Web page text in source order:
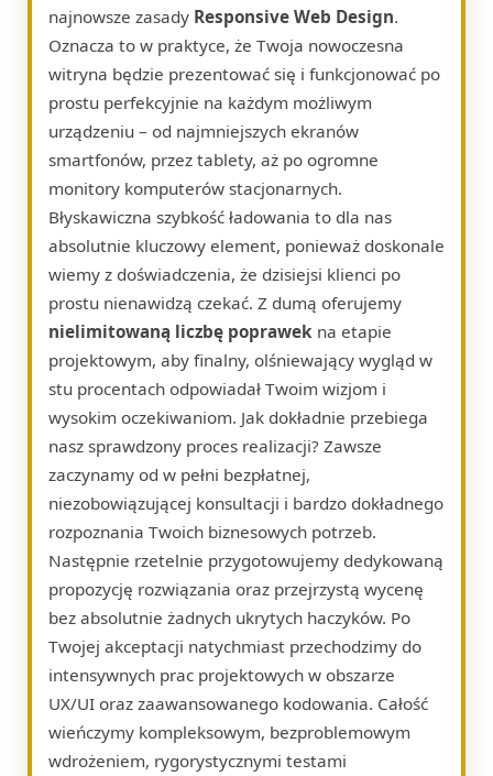
najnowsze zasady Responsive Web Design.
Oznacza to w praktyce, że Twoja nowoczesna
witryna będzie prezentować się i funkcjonować po
prostu perfekcyjnie na każdym możliwym
urządzeniu – od najmniejszych ekranów
smartfonów, przez tablety, aż po ogromne
monitory komputerów stacjonarnych.
Błyskawiczna szybkość ładowania to dla nas
absolutnie kluczowy element, ponieważ doskonale
wiemy z doświadczenia, że dzisiejsi klienci po
prostu nienawidzą czekać. Z dumą oferujemy
nielimitowaną liczbę poprawek na etapie
projektowym, aby finalny, olśniewający wygląd w
stu procentach odpowiadał Twoim wizjom i
wysokim oczekiwaniom. Jak dokładnie przebiega
nasz sprawdzony proces realizacji? Zawsze
zaczynamy od w pełni bezpłatnej,
niezobowiązującej konsultacji i bardzo dokładnego
rozpoznania Twoich biznesowych potrzeb.
Następnie rzetelnie przygotowujemy dedykowaną
propozycję rozwiązania oraz przejrzystą wycenę
bez absolutnie żadnych ukrytych haczyków. Po
Twojej akceptacji natychmiast przechodzimy do
intensywnych prac projektowych w obszarze
UX/UI oraz zaawansowanego kodowania. Całość
wieńczymy kompleksowym, bezproblemowym
wdrożeniem, rygorystycznymi testami